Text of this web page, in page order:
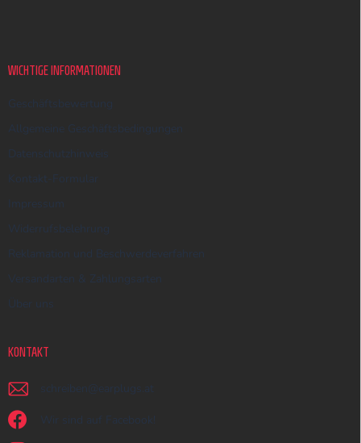
WICHTIGE INFORMATIONEN
Geschäftsbewertung
Allgemeine Geschäftsbedingungen
Datenschutzhinweis
Kontakt-Formular
Impressum
Widerrufsbelehrung
Reklamation und Beschwerdeverfahren
Versandarten & Zahlungsarten
Über uns
KONTAKT
schreiben @ earplugs.at
Wir sind auf Facebook!